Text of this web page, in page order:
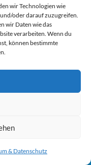
wir Technologien wie
oder darauf zuzugreifen.
wir Daten wie das
verarbeiten. Wenn du
können bestimmte
& Datenschutz
Google Analytics
klicken. Es wird ein
Ihrer Daten bei
dich auszutragen.